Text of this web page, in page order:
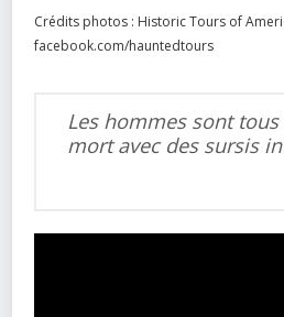
Crédits photos : Historic Tours of
facebook.com/hauntedtours
Les hommes sont
mort avec des sursis